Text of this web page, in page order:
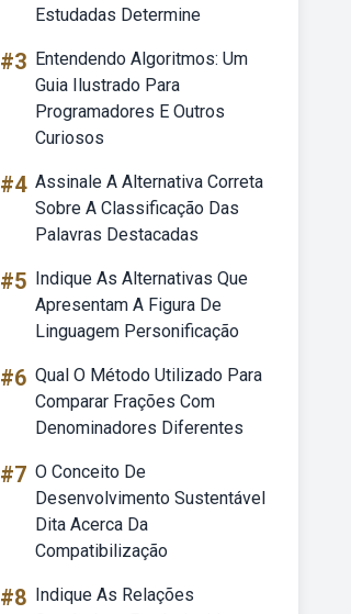
Estudadas Determine
#3 Entendendo Algoritmos: Um
Guia Ilustrado Para
Programadores E Outros
Curiosos
#4 Assinale A Alternativa Correta
Sobre A Classificação Das
Palavras Destacadas
#5 Indique As Alternativas Que
Apresentam A Figura De
Linguagem Personificação
#6 Qual O Método Utilizado Para
Comparar Frações Com
Denominadores Diferentes
#7 O Conceito De
Desenvolvimento Sustentável
Dita Acerca Da
Compatibilização
#8 Indique As Relações